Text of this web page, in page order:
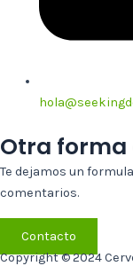
Otra
Te dejamos un
comentarios.
Contacto
Copyright © 2024